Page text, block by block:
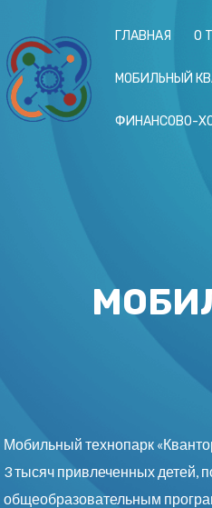
ГЛАВНАЯ О
МОБИЛЬНЫЙ
ФИНАНСОВО-
Мобильный технопарк
3 тысяч привлеченных детей,
общеобразовательным